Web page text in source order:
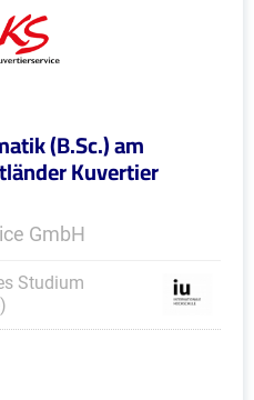
(B.Sc.) am
Kuvertier
GmbH
Studium